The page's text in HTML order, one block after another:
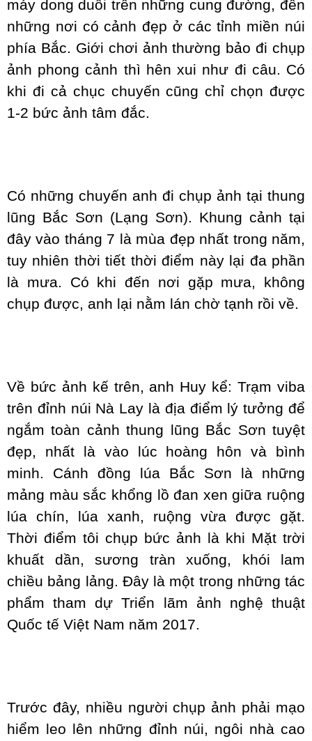
máy dong duổi trên những cung đường, đến
những nơi có cảnh đẹp ở các tỉnh miền núi
phía Bắc. Giới chơi ảnh thường bảo đi chụp
ảnh phong cảnh thì hên xui như đi câu. Có
khi đi cả chục chuyến cũng chỉ chọn được
1-2 bức ảnh tâm đắc.
Có những chuyến anh đi chụp ảnh tại thung
lũng Bắc Sơn (Lạng Sơn). Khung cảnh tại
đây vào tháng 7 là mùa đẹp nhất trong năm,
tuy nhiên thời tiết thời điểm này lại đa phần
là mưa. Có khi đến nơi gặp mưa, không
chụp được, anh lại nằm lán chờ tạnh rồi về.
Về bức ảnh kế trên, anh Huy kể: Trạm viba
trên đỉnh núi Nà Lay là địa điểm lý tưởng để
ngắm toàn cảnh thung lũng Bắc Sơn tuyệt
đẹp, nhất là vào lúc hoàng hôn và bình
minh. Cánh đồng lúa Bắc Sơn là những
mảng màu sắc khổng lồ đan xen giữa ruộng
lúa chín, lúa xanh, ruộng vừa được gặt.
Thời điểm tôi chụp bức ảnh là khi Mặt trời
khuất dần, sương tràn xuống, khói lam
chiều bảng lảng. Đây là một trong những tác
phẩm tham dự Triển lãm ảnh nghệ thuật
Quốc tế Việt Nam năm 2017.
Trước đây, nhiều người chụp ảnh phải mạo
hiểm leo lên những đỉnh núi, ngôi nhà cao